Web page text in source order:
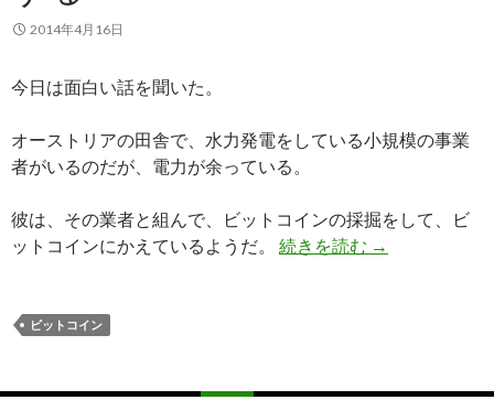
金
盗
む
と
が
2014年4月16日
今日は面白い話を聞いた。
オーストリアの田舎で、水力発電をしている小規模の事業
者がいるのだが、電力が余っている。
彼は、その業者と組んで、ビットコインの採掘をして、ビ
ットコインにかえているようだ。 続きを読む ベースロード
→
ビットコイン